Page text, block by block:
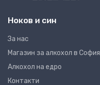
Ноков и син
За нас
Магазин за алкохол в София
Алкохол на едро
Контакти